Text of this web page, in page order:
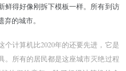
鲜得好像刚拆下模板一样。所有到访
的城市。
个计算机比2020年的还要先进，它是
。所有的居民都是这座城市灭绝过程